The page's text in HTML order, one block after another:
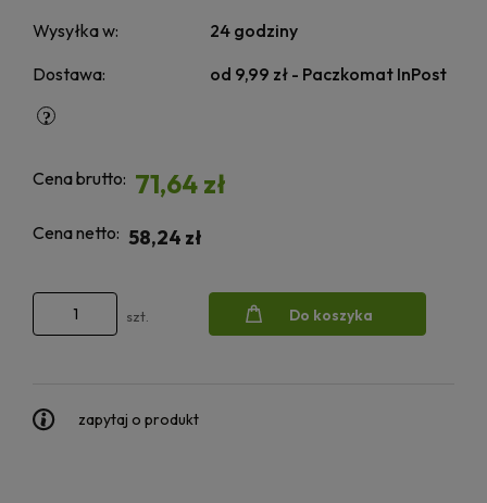
Wysyłka w:
24 godziny
Dostawa:
od 9,99 zł - Paczkomat InPost
Cena brutto: 71,64 zł
Cena netto: 58,24 zł
szt. Do koszyka
zapytaj o produkt